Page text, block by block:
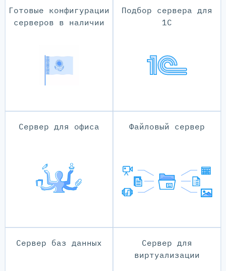
Готовые конфигурации
серверов в наличии
Подбор сервера для
1С
Сервер для офиса Файловый сервер
Сервер баз данных
Сервер для
виртуализации